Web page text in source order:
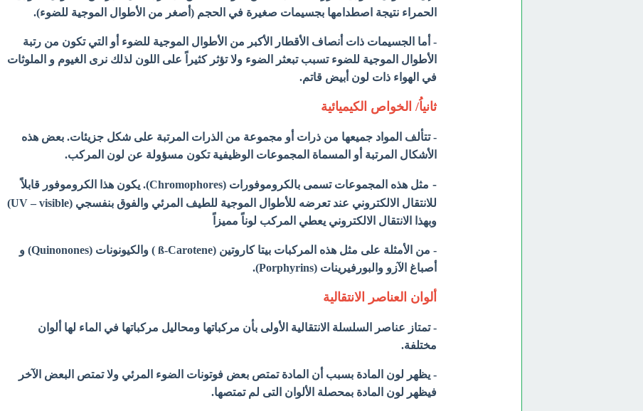
الحمراء نتيجة اصطدامها بجسيمات صغيرة في الحجم (أصغر من الأطوال الموجية للضوء).
- أما الجسيمات ذات أنصاف الأقطار الأكبر من الأطوال الموجية للضوء أو التي تكون من رتبة
الأطوال الموجية للضوء تسبب تبعثر الضوء ولا تؤثر كثيراً على اللون لذلك نرى الغيوم و الملوثات
في الهواء ذات لون أبيض قاتم.
ثانياُ/ الخواص الكيميائية
- تتألف المواد جميعها من ذرات أو مجموعة من الذرات المرتبة على شكل جزيئات. بعض هذه
الأشكال المرتبة أو المسماة المجموعات الوظيفية تكون مسؤولة عن لون المركب.
-
مثل هذه المجموعات تسمى بالكروموفورات (Chromophores). يكون هذا الكروموفور قابلاً
للانتقال الالكتروني عند تعرضه للأطوال الموجية للطيف المرئي والفوق بنفسجي (UV – visible)
وبهذا الانتقال الالكتروني يعطي المركب لوناً مميزاً
- من الأمثلة على مثل هذه المركبات بيتا كاروتين (ß-Carotene ) والكيونونات (Quinonones) و
أصباغ الآزو والبورفيرينات (Porphyrins).
ألوان العناصر الانتقالية
- تمتاز عناصر السلسلة الانتقالية الأولى بأن مركباتها ومحاليل مركباتها في الماء لها ألوان
مختلفة.
- يظهر لون المادة بسبب أن المادة تمتص بعض فوتونات الضوء المرئي ولا تمتص البعض الآخر
فيظهر لون المادة بمحصلة الألوان التى لم تمتصها.